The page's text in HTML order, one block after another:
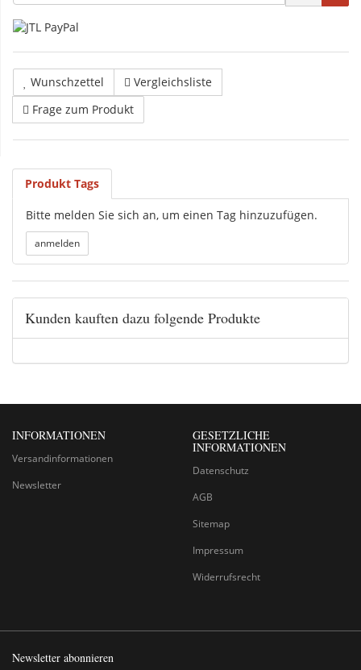
Wunschzettel
Vergleichsliste
Frage zum Produkt
Produkt Tags
Bitte melden Sie sich an, um einen Tag hinzuzufügen.
Kunden kauften dazu folgende Produkte
INFORMATIONEN
Versandinformationen
Newsletter
GESETZLICHE
INFORMATIONEN
Datenschutz
AGB
Sitemap
Impressum
Widerrufsrecht
Newsletter abonnieren